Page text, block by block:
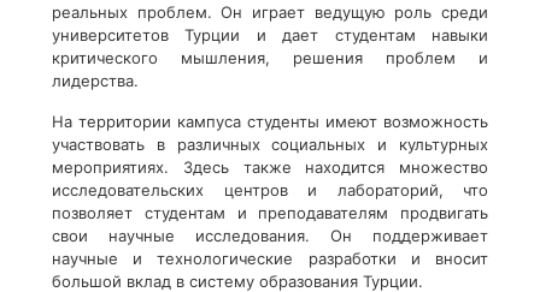
реальных проблем. Он играет ведущую роль среди
университетов Турции и дает студентам навыки
критического мышления, решения проблем и
лидерства.
На территории кампуса студенты имеют возможность
участвовать в различных социальных и культурных
мероприятиях. Здесь также находится множество
исследовательских центров и лабораторий, что
позволяет студентам и преподавателям продвигать
свои научные исследования. Он поддерживает
научные и технологические разработки и вносит
большой вклад в систему образования Турции.